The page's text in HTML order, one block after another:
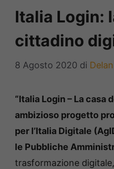
Italia Login:
cittadino
8 Agosto 2020 di
“Italia Login – La casa
ambizioso progetto
per l’Italia Digitale
le Pubbliche
trasformazione